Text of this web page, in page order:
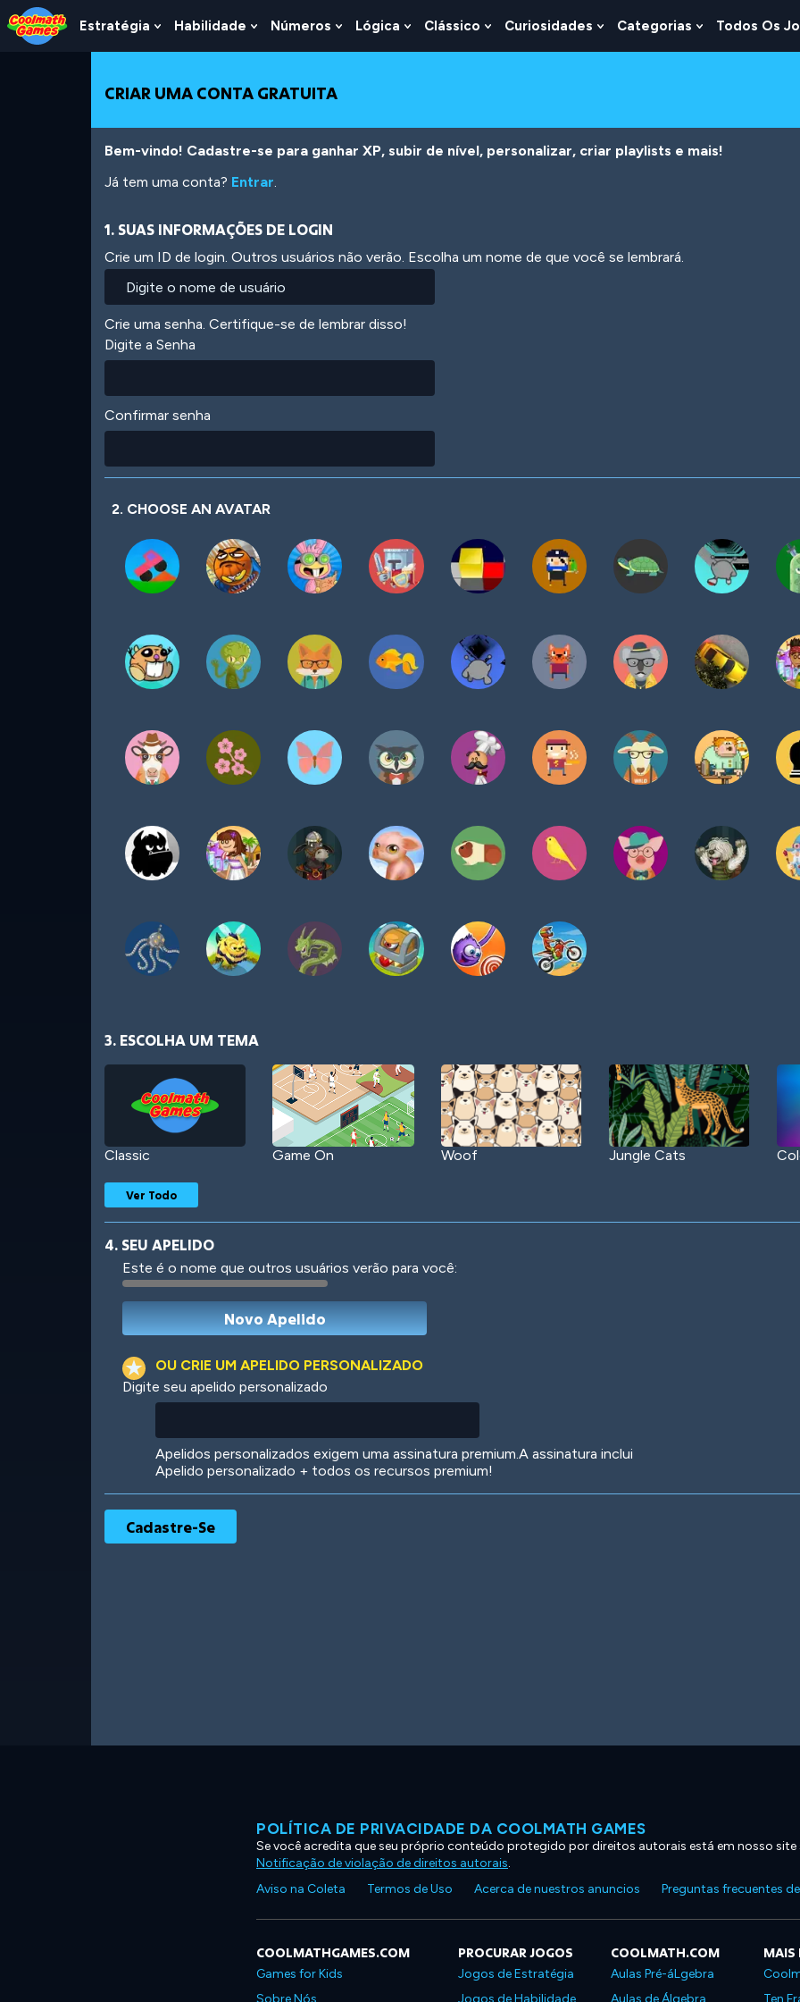
Skip
to
Top
Skip
to
Navigation
Skip
to
Main
Skip
to
Footer
para
Estratégia Show
Submenu
Estratégia
Habilidade Show
Submenu
Habilidade
Números Show
Submenu
Lógica Show
Submenu
Clássico Show
Submenu
Curiosidades Show
Submenu
Categorias Show
Submenu
Todos Os
CRIAR UMA CONTA GRATUITA
Bem-vindo! Cadastre-se para ganhar XP, subir de nível, personalizar, criar playlists e mais!
Já tem uma conta? Entrar.
1. SUAS INFORMAÇÕES DE LOGIN
Crie um ID de login. Outros usuários não verão. Escolha um nome de que você se lembrará.
Crie uma senha. Certifique-se de lembrar disso!
Digite a Senha
Confirmar senha
2. CHOOSE AN AVATAR
3. ESCOLHA UM TEMA
Classic Game On Woof Jungle Cats
Robotic International
Ver Todo
4. SEU APELIDO
Este é o nome que outros usuários verão para você:
OU CRIE UM APELIDO PERSONALIZADO
Digite seu apelido personalizado
Apelidos personalizados exigem uma assinatura premium.A assinatura inclui
Apelido personalizado + todos os recursos premium!
POLÍTICA DE PRIVACIDADE DA COOLMATH GAMES
Se você acredita que seu próprio conteúdo protegido por direitos autorais está em nosso site
Notificação de violação de direitos autorais.
Aviso na Coleta
Termos de Uso Acerca de nuestros anuncios Preguntas frecuentes
COOLMATHGAMES.COM
Games for Kids
Sobre Nós
PROCURAR JOGOS
Jogos de Estratégia
Jogos de Habilidade
COOLMATH.COM
Aulas Pré-áLgebra
Aulas de Álgebra
MAIS
Ten